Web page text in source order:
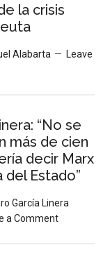
la crisis
Alabarta
Leave
“No se
más de cien
decir Marx
del Estado”
García Linera
a Comment